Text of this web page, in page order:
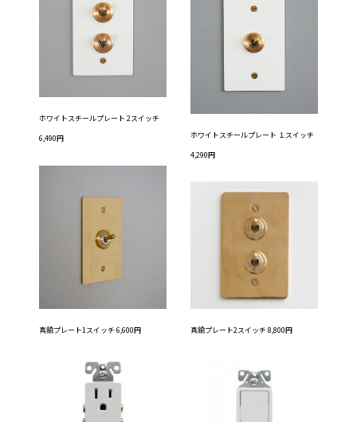
ホワイトスチールプレート 2スイッチ
6,490円
ホワイトスチールプレート １スイッチ
4,290円
真鍮プレート1スイッチ 6,600円 真鍮プレート2スイッチ 8,800円